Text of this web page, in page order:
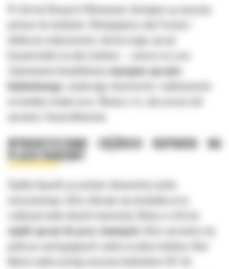
W ofercie Bergerat Monnoyeur dostępne są maszyny
gotowe do działania. Obsługujemy cały Poznań i
okoliczne miejscowości, dostarczając sprzęt
bezpośrednio na plac budowy – zawsze na czas.
Zapewniamy kompleksowy wynajem sprzętu
budowlanego , wspierając inwestorów i wykonawców
na każdym etapie prac. Dbamy o to, aby proces był
sprawny i bezproblemowy.
WYKORZYSTANIE CIĘŻKICH KOPAREK NA
PLACU BUDOWY
Ciężkie koparki są ważnym elementem parku
maszynowego, który okazuje się niezbędny przy
realizacji wielu dużych inwestycji. Mamy w ofercie
ciężki sprzęt do prac ziemnych , który sprawdza się
podczas wymagających zadań na placu budowy. Nasi
klienci wykorzystują maszyny budowlane CAT do: